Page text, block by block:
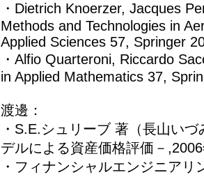
・Dietrich Knoerzer, Jacques
Methods and Technologies in
Applied Sciences 57, Springer
・Alfio Quarteroni, Riccardo
in Applied Mathematics 37,
渡邊：
・S.E.シュリーブ 著（長山い
デルによる資産価格評価－
・フィナンシャルエンジニア